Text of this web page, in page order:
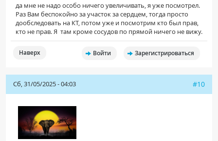
да мне не надо особо ничего увеличивать, я уже посмотрел.
Раз Вам беспокойно за участок за сердцем, тогда просто
дообследовать на КТ, потом уже и посмотрим кто был прав,
кто не прав. Я там кроме сосудов по прямой ничего не вижу.
Наверх Войти Зарегистрироваться
Сб, 31/05/2025 - 04:03 #10